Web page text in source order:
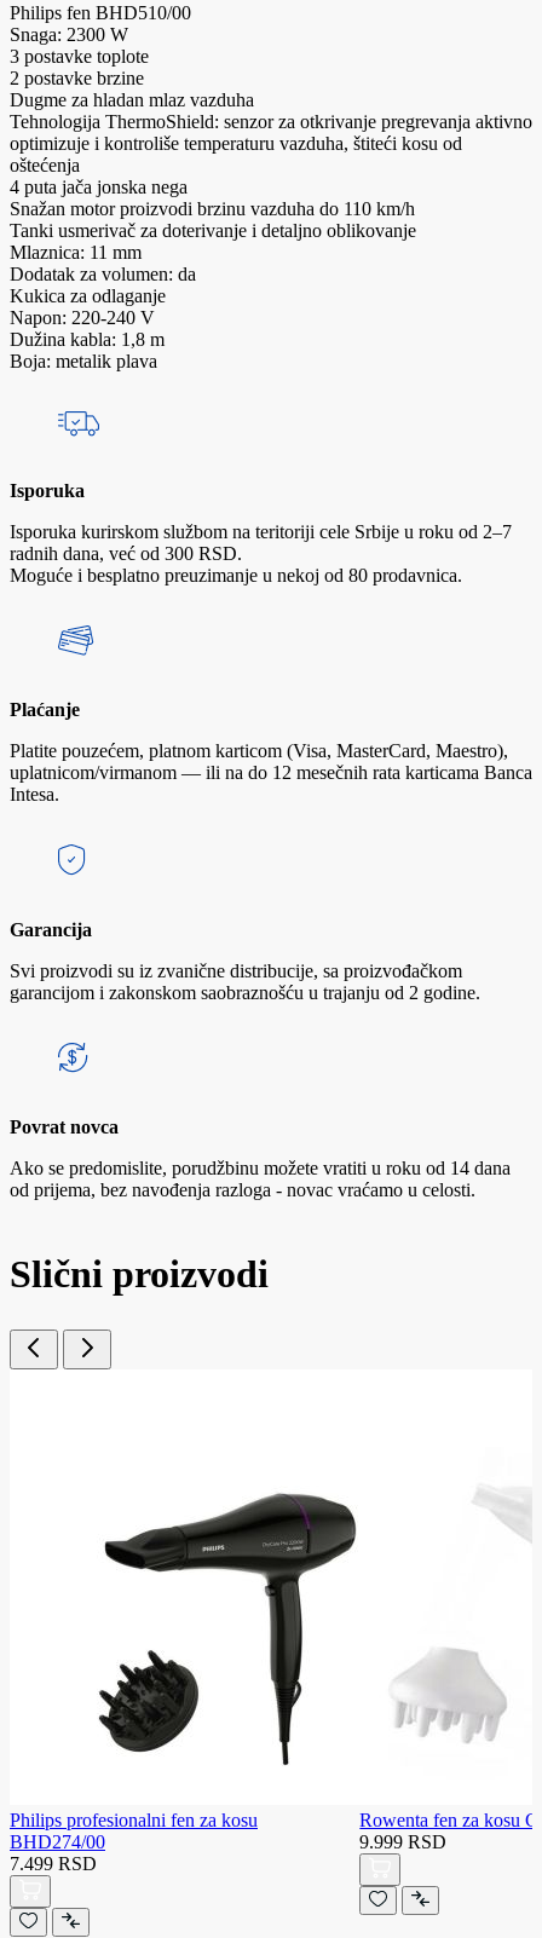
Philips fen BHD510/00
Snaga: 2300 W
3 postavke toplote
2 postavke brzine
Dugme za hladan mlaz vazduha
Tehnologija ThermoShield: senzor za otkrivanje pregrevanja aktivno
optimizuje i kontroliše temperaturu vazduha, štiteći kosu od
oštećenja
4 puta jača jonska nega
Snažan motor proizvodi brzinu vazduha do 110 km/h
Tanki usmerivač za doterivanje i detaljno oblikovanje
Mlaznica: 11 mm
Dodatak za volumen: da
Kukica za odlaganje
Napon: 220-240 V
Dužina kabla: 1,8 m
Boja: metalik plava
Isporuka
Isporuka kurirskom službom na teritoriji cele Srbije u roku od 2–7
radnih dana, već od 300 RSD.
Moguće i besplatno preuzimanje u nekoj od 80 prodavnica.
Plaćanje
Platite pouzećem, platnom karticom (Visa, MasterCard, Maestro),
uplatnicom/virmanom — ili na do 12 mesečnih rata karticama Banca
Intesa.
Garancija
Svi proizvodi su iz zvanične distribucije, sa proizvođačkom
garancijom i zakonskom saobraznošću u trajanju od 2 godine.
Povrat novca
Ako se predomislite, porudžbinu možete vratiti u roku od 14 dana
od prijema, bez navođenja razloga - novac vraćamo u celosti.
Slični proizvodi
Philips profesionalni fen za kosu
BHD274/00
7.499 RSD
Rowenta fen za kosu
9.999 RSD